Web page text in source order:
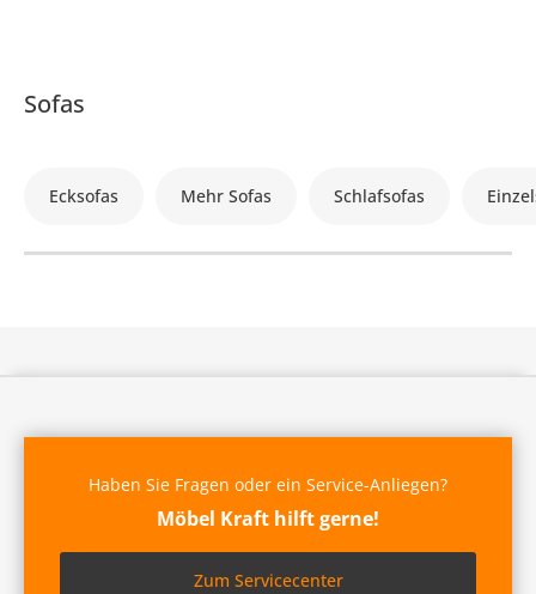
Sofas
Ecksofas Mehr Sofas Schlafsofas
Haben Sie Fragen oder ein Service-Anliegen?
Möbel Kraft hilft gerne!
Zum Servicecenter